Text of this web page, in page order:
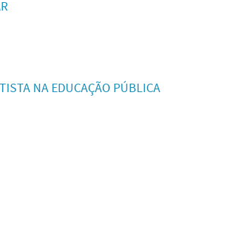
NA EDUCAÇÃO PÚBLICA